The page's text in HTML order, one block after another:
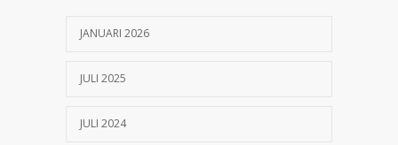
26 JANUARI 2026
JANUARI 2026
JULI 2025
JULI 2024